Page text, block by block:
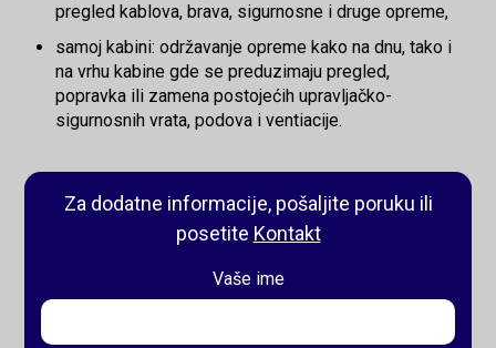
Za dodatne informacije, pošaljite poruku ili
posetite Kontakt
Vaše ime
pregled kablova, brava, sigurnosne i druge opreme,
samoj kabini: održavanje opreme kako na dnu, tako i
na vrhu kabine gde se preduzimaju pregled,
popravka ili zamena postojećih upravljačko-
sigurnosnih vrata, podova i ventiacije.